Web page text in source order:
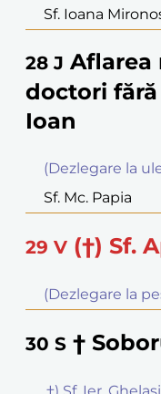
Sf. Ioana
28 J Aflarea
doctori
Ioan
(Dezlegare la
Sf. Mc. Papia
29 V (†) Sf.
(Dezlegare la
30 S †